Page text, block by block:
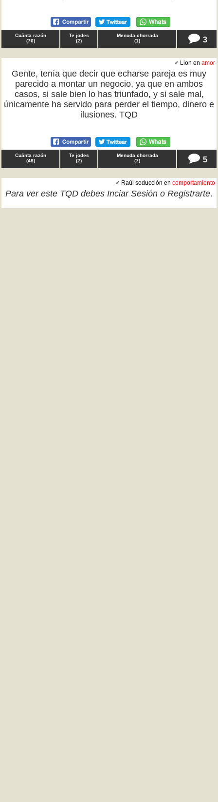
Cuánta razón
(76)
Te jodes
(2)
Menuda chorrada
(1) 3
♂ Lion en amor
Gente, tenía que decir que echarse pareja es muy
parecido a montar un negocio, ya que en ambos
casos, si sale bien lo has triunfado, y si sale mal,
únicamente ha servido para perder el tiempo, dinero e
ilusiones. TQD
Cuánta razón
(48)
Te jodes
(2)
Menuda chorrada
(7) 5
♂ Raúl seducción en comportamiento
Para ver este TQD debes Inciar Sesión o Registrarte.